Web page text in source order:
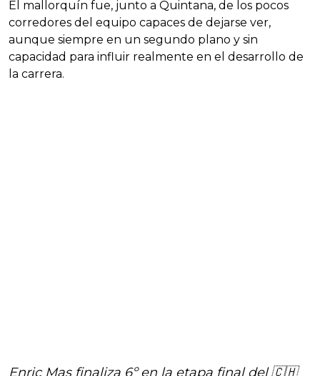
El mallorquín fue, junto a Quintana, de los pocos
corredores del equipo capaces de dejarse ver,
aunque siempre en un segundo plano y sin
capacidad para influir realmente en el desarrollo de
la carrera.
Enric Mas finaliza 6º en la etapa final del 🇨🇭